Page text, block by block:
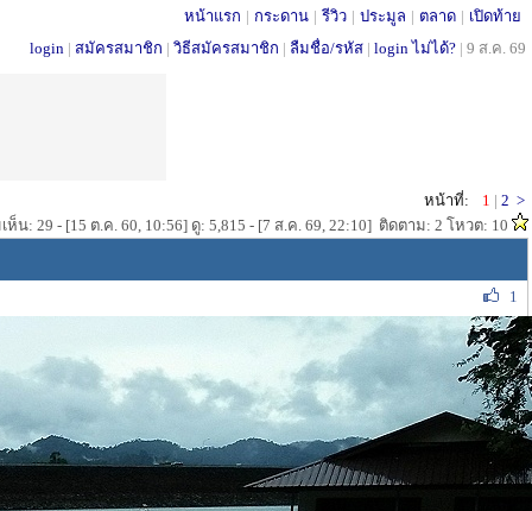
หน้าแรก | กระดาน | รีวิว | ประมูล | ตลาด | เปิดท้าย
login | สมัครสมาชิก | วิธีสมัครสมาชิก | ลืมชื่อ/รหัส | login ไม่ได้? | 9 ส.ค. 69
หน้าที่: 1 | 2 >
ห็น: 29 - [15 ต.ค. 60, 10:56] ดู: 5,815 - [7 ส.ค. 69, 22:10] ติดตาม: 2 โหวต: 10
1